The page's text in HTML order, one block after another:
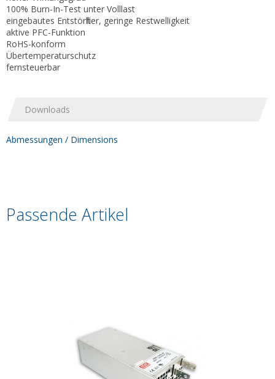
100% Burn-In-Test unter Volllast
eingebautes Entstörfilter, geringe Restwelligkeit
aktive PFC-Funktion
RoHS-konform
Übertemperaturschutz
fernsteuerbar
Downloads
Abmessungen / Dimensions
Passende Artikel